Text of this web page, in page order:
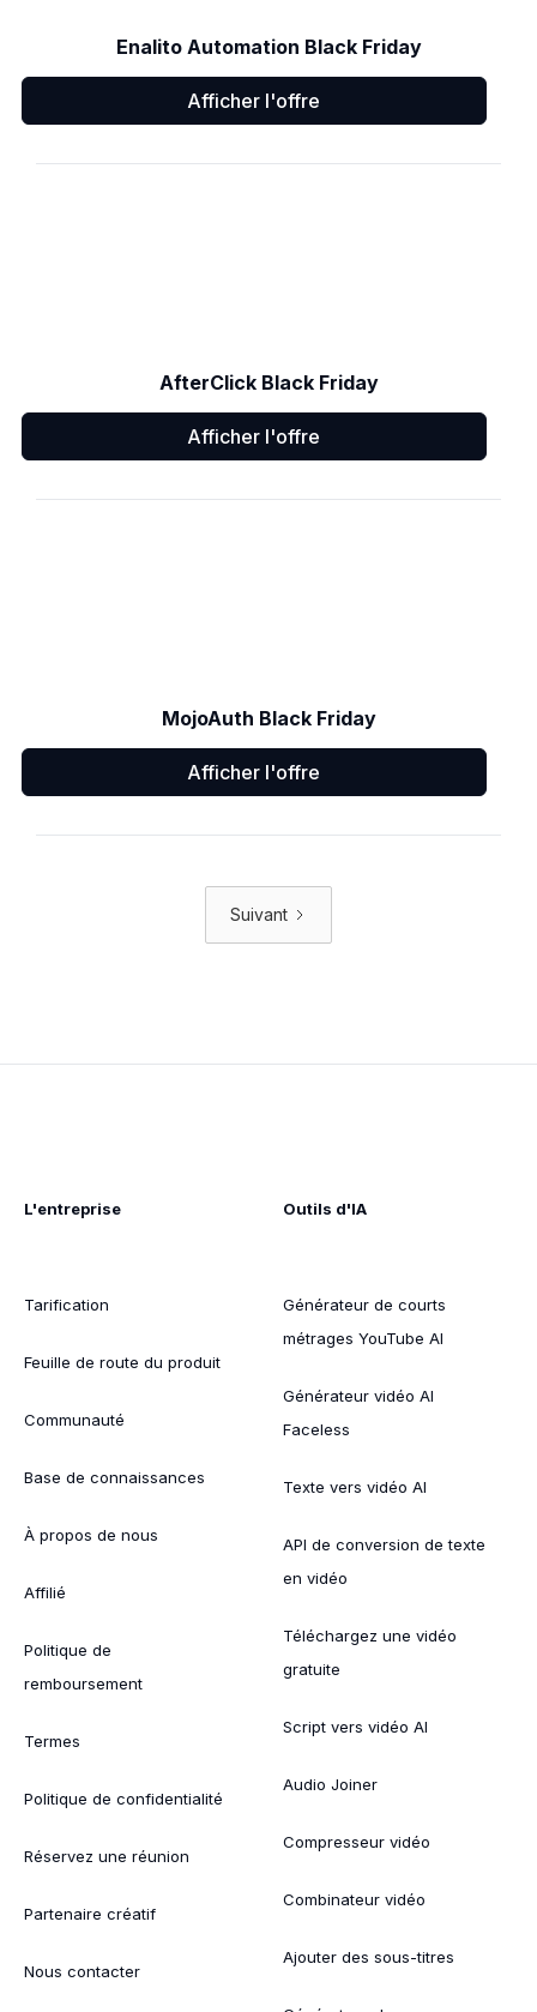
Enalito Automation Black Friday
Afficher l'offre
AfterClick Black Friday
Afficher l'offre
MojoAuth Black Friday
Afficher l'offre
Suivant
L'entreprise
Tarification
Feuille de route du produit
Communauté
Base de connaissances
À propos de nous
Affilié
Politique de
remboursement
Termes
Politique de confidentialité
Réservez une réunion
Partenaire créatif
Nous contacter
Outils d'IA
Générateur de courts
métrages YouTube AI
Générateur vidéo AI
Faceless
Texte vers vidéo AI
API de conversion de texte
en vidéo
Téléchargez une vidéo
gratuite
Script vers vidéo AI
Audio Joiner
Compresseur vidéo
Combinateur vidéo
Ajouter des sous-titres